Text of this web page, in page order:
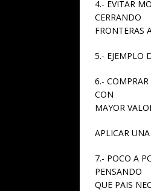
4.- EVITAR
CERRANDO
FRONTERAS
5.- EJEMPLO
6.-
CON
MAYOR
APLICAR
7.- POCO A
PENSANDO
QUE PAIS